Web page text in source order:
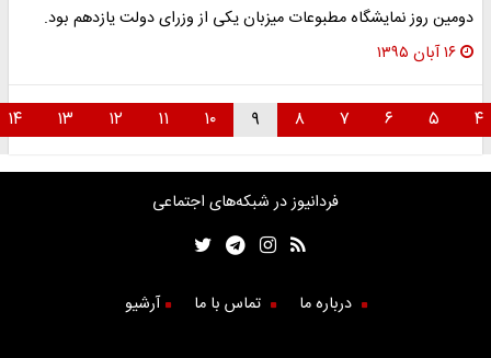
دومین روز نمایشگاه مطبوعات میزبان یکی از وزرای دولت یازدهم بود.
۱۶ آبان ۱۳۹۵
۱۰ ۱۲ ۱۳ ۱۴
فردانیوز در شبکه‌های اجتماعی
درباره ما تماس با ما آرشیو